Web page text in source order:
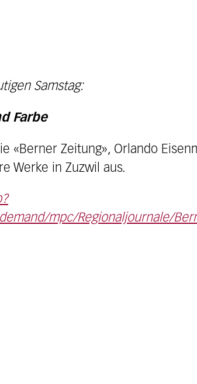
Samstag:
Farbe
«Berner Zeitung», Orlando
Werke in Zuzwil aus.
mpc/Regionaljournale/